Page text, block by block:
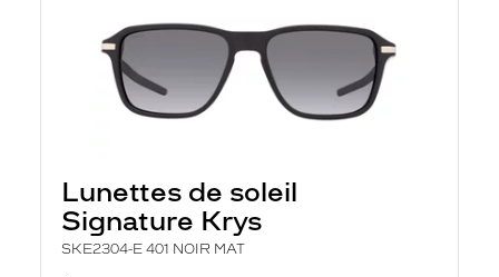
Lunettes de soleil
Signature Krys
SKE2304-E 401 NOIR MAT